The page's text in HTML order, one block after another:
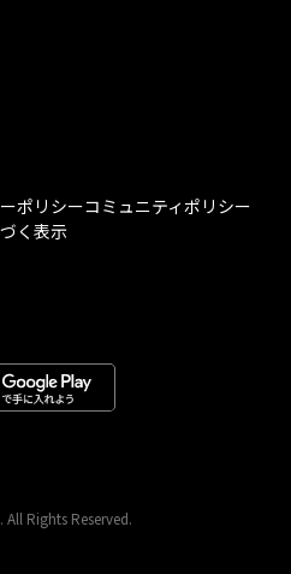
ポリシーコミュニティポリシー
く表示
All Rights Reserved.